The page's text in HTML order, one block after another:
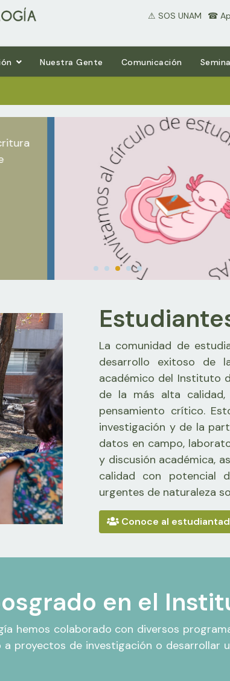
⚠ SOS UNAM ⠀☎
Nuestra Gente Comunicación
La comunidad de
desarrollo exitoso de
académico del Instituto
de la más alta
pensamiento crítico.
investigación y de la
datos en campo,
y discusión académica,
calidad con potencial
urgentes de naturaleza
Conoce al
en el
hemos colaborado con diversos
proyectos de investigación o desarrollar